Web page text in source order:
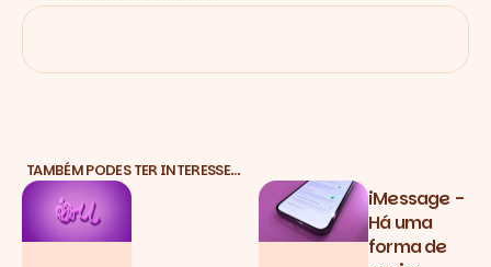
TAMBÉM PODES TER INTERESSE…
iMessage -
Há uma
forma de